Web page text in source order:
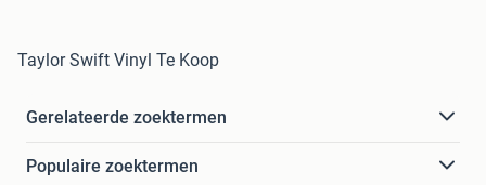
Taylor Swift Vinyl Te Koop
Gerelateerde zoektermen
Populaire zoektermen